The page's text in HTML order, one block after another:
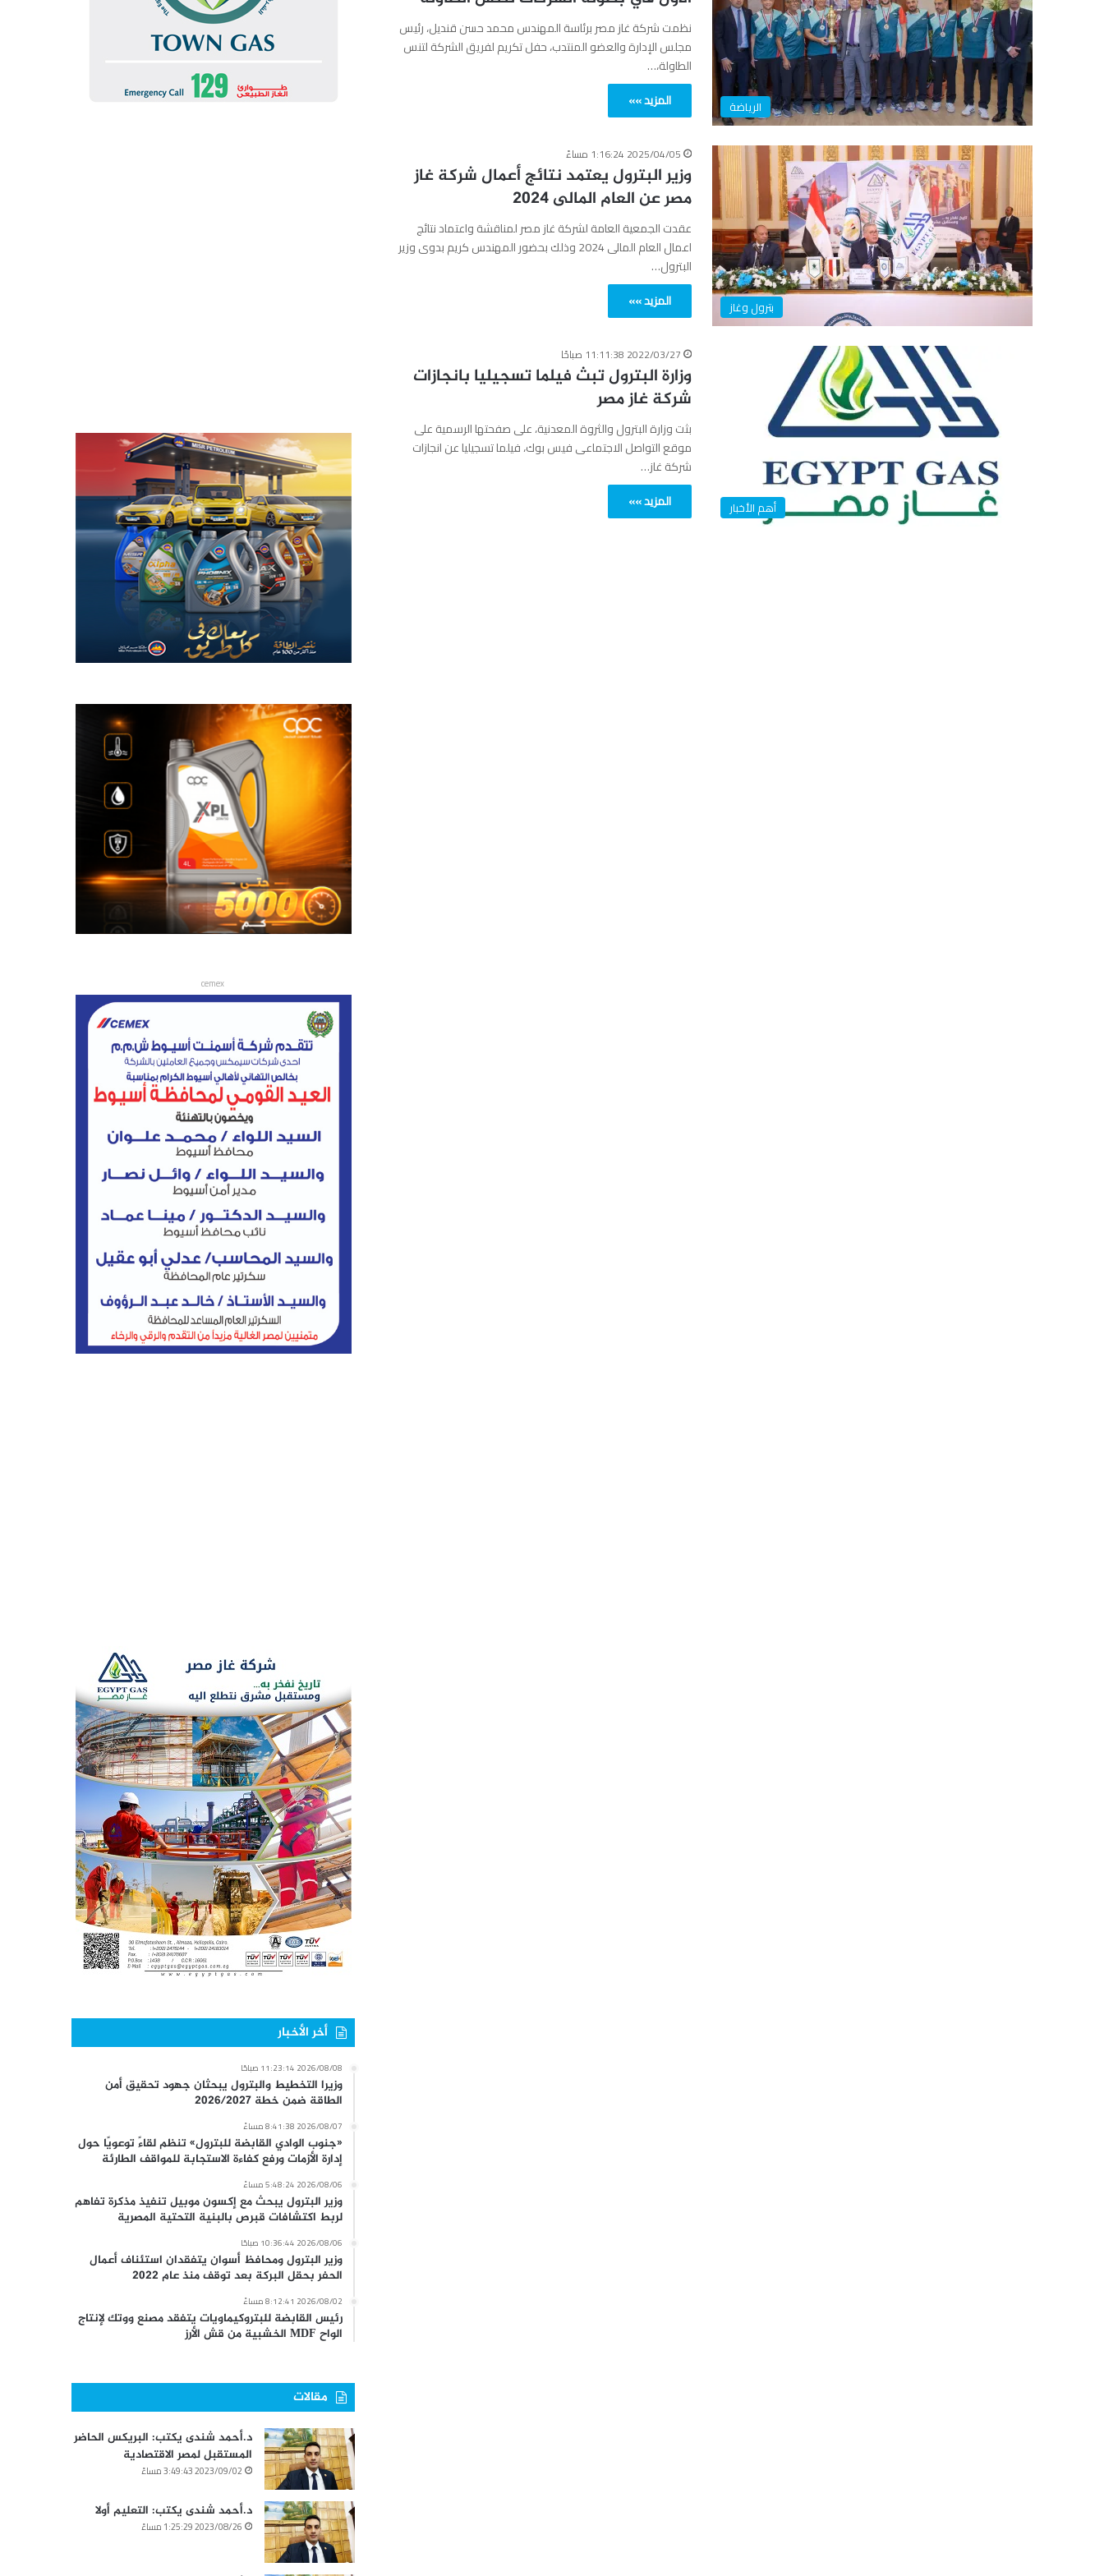
الرياضة
نظمت شركة غاز مصر برئاسة المهندس محمد حسن قنديل، رئيس
مجلس الإدارة والعضو المنتدب، حفل تكريم لفريق الشركة لتنس
الطاولة،…
المزيد »»
بترول وغاز
2025/04/05 1:16:24 مساءً
وزير البترول يعتمد نتائج أعمال شركة غاز
مصر عن العام المالى 2024
عقدت الجمعية العامة لشركة غاز مصر لمناقشة واعتماد نتائج
اعمال العام المالى 2024 وذلك بحضور المهندس كريم بدوى وزير
البترول…
المزيد »»
أهم الأخبار
2022/03/27 11:11:38 صباحًا
وزارة البترول تبث فيلما تسجيليا بانجازات
شركة غاز مصر
بثت وزارة البترول والثروة المعدنية، على صفحتها الرسمية على
موقع التواصل الاجتماعى فيس بوك، فيلما تسجيليا عن انجازات
شركة غاز…
المزيد »»
cemex
أخر الأخبار
2026/08/08 11:23:14 صباحًا
وزيرا التخطيط والبترول يبحثان جهود تحقيق أمن
الطاقة ضمن خطة 2026/2027
2026/08/07 8:41:38 مساءً
«جنوب الوادي القابضة للبترول» تنظم لقاءً توعويًا حول
إدارة الأزمات ورفع كفاءة الاستجابة للمواقف الطارئة
2026/08/06 5:48:24 مساءً
وزير البترول يبحث مع إكسون موبيل تنفيذ مذكرة تفاهم
لربط اكتشافات قبرص بالبنية التحتية المصرية
2026/08/06 10:36:44 صباحًا
وزير البترول ومحافظ أسوان يتفقدان استئناف أعمال
الحفر بحقل البركة بعد توقف منذ عام 2022
2026/08/02 8:12:41 مساءً
رئيس القابضة للبتروكيماويات يتفقد مصنع ووتك لإنتاج
الواح MDF الخشبية من قش الأرز
مقالات
د.أحمد شندى يكتب: البريكس الحاضر
المستقبل لمصر الاقتصادية
2023/09/02 3:49:43 مساءً
د.أحمد شندى يكتب: التعليم أولا
2023/08/26 1:25:29 مساءً